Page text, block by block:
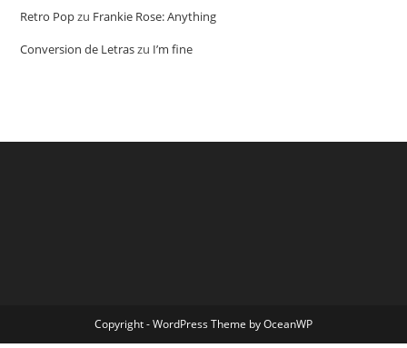
Retro Popzu Frankie Rose: Anything
Conversion de Letraszu I’m fine
Copyright - WordPress Theme by OceanWP